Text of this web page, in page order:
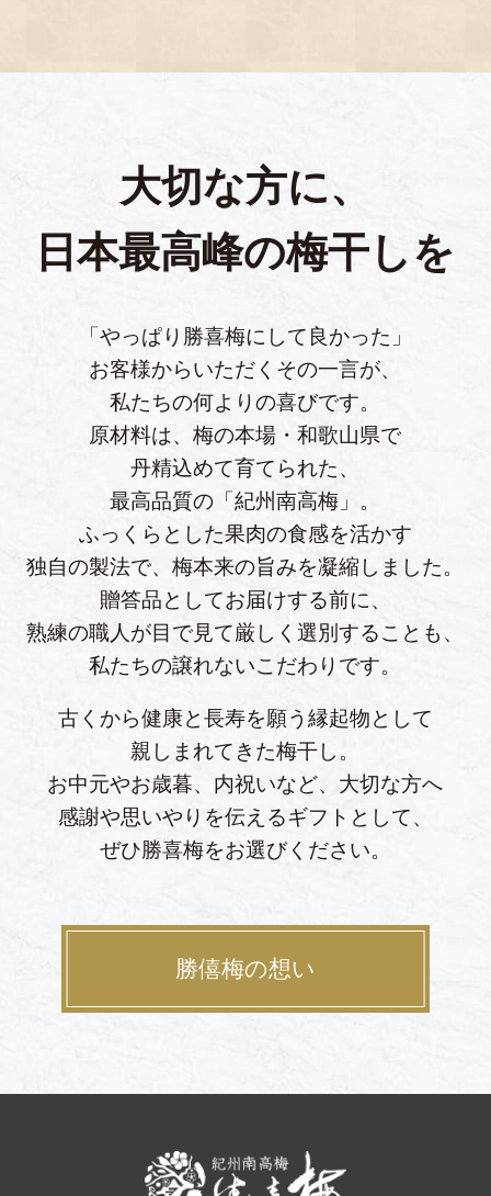
大切な方に、
日本最高峰の梅干しを
「やっぱり勝喜梅にして良かった」
お客様からいただくその一言が、
私たちの何よりの喜びです。
原材料は、梅の本場・和歌山県で
丹精込めて育てられた、
最高品質の「紀州南高梅」。
ふっくらとした果肉の食感を活かす
独自の製法で、梅本来の旨みを凝縮しました。
贈答品としてお届けする前に、
熟練の職人が目で見て厳しく選別することも、
私たちの譲れないこだわりです。
古くから健康と長寿を願う縁起物として
親しまれてきた梅干し。
お中元やお歳暮、内祝いなど、大切な方へ
感謝や思いやりを伝えるギフトとして、
ぜひ勝喜梅をお選びください。
勝僖梅の想い